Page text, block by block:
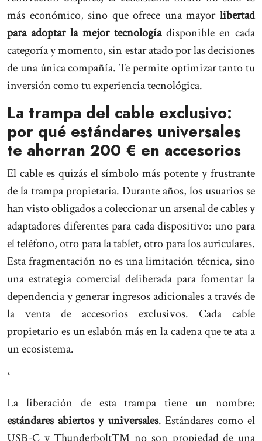
más económico, sino que ofrece una mayor libertad
para adoptar la mejor tecnologíadisponible en cada
categoría y momento, sin estar atado por las decisiones
de una única compañía. Te permite optimizar tanto tu
inversión como tu experiencia tecnológica.
La trampa del cable exclusivo:
por qué estándares universales
te ahorran 200 € en accesorios
El cable es quizás el símbolo más potente y frustrante
de la trampa propietaria. Durante años, los usuarios se
han visto obligados a coleccionar un arsenal de cables y
adaptadores diferentes para cada dispositivo: uno para
el teléfono, otro para la tablet, otro para los auriculares.
Esta fragmentación no es una limitación técnica, sino
una estrategia comercial deliberada para fomentar la
dependencia y generar ingresos adicionales a través de
la venta de accesorios exclusivos. Cada cable
propietario es un eslabón más en la cadena que te ata a
un ecosistema.
ʻ
La liberación de esta trampa tiene un nombre:
estándares abiertos y universales. Estándares como el